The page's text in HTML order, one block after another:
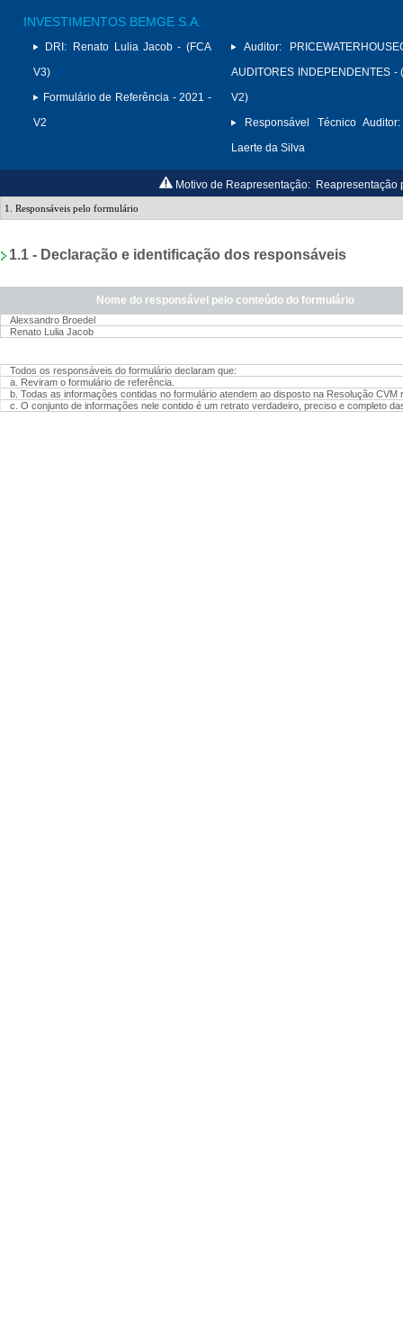
INVESTIMENTOS BEMGE S.A.
DRI:
Renato Lulia Jacob - (FCA
V3)
Formulário de Referência - 2021 -
V2
Auditor:
AUDITORES INDEPENDENTES -
V2)
Responsável Técnico Auditor:
Laerte da Silva
Motivo de Reapresentação: Reapresentação